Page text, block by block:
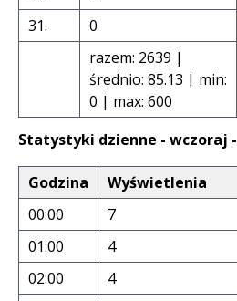
31.
0
razem: 2639 |
średnio: 85.13 | min:
0 | max: 600
Statystyki dzienne - wczoraj -
Godzina Wyświetlenia
00:00
7
01:00
4
02:00
4